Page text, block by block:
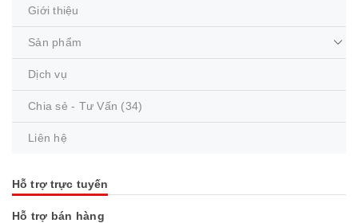
Giới thiệu
Sản phẩm
Dịch vụ
Chia sẻ - Tư Vấn (34)
Liên hệ
Hỗ trợ trực tuyến
Hỗ trợ bán hàng